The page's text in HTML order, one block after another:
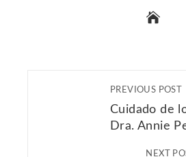
PREVIOUS POST
Cuidado de
Dra. Annie
NEXT